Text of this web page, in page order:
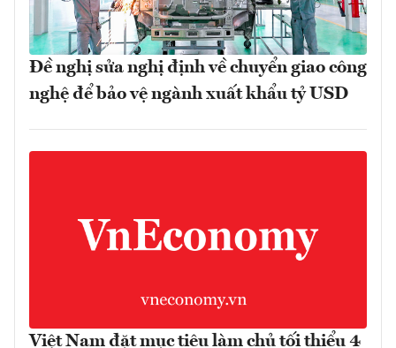
Đề nghị sửa nghị định về chuyển giao công
nghệ để bảo vệ ngành xuất khẩu tỷ USD
Việt Nam đặt mục tiêu làm chủ tối thiểu 4